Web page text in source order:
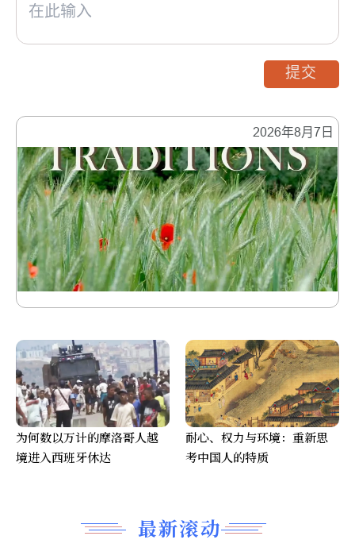
2026年8月7日
最新滚动
提交
为何数以万计的摩洛哥人越
境进入西班牙休达
耐心、权力与环境：重新思
考中国人的特质